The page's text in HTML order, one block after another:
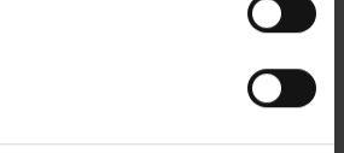
simples, le choix du placage
et professionnel. L’armoire
un bureau de direction que dans
home office, un espace d’accueil ou